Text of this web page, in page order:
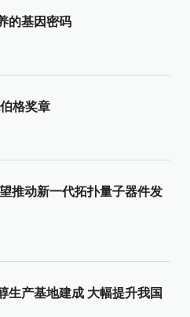
的基因密码
格奖章
推动新一代拓扑量子器件发
生产基地建成 大幅提升我国